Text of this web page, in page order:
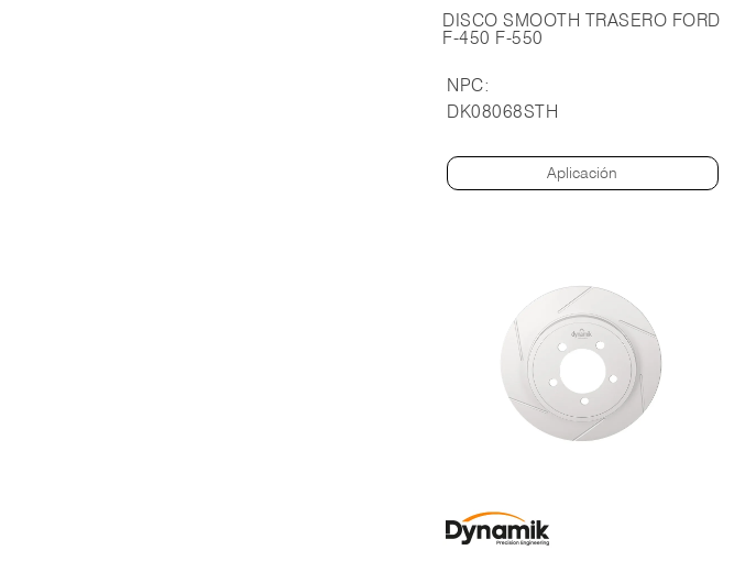
DISCO SMOOTH TRASERO FORD
F-450 F-550
NPC:
DK08068STH
Aplicación